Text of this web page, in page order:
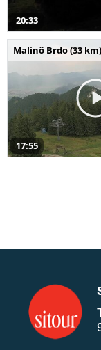
20:33
Malinô Brdo (33 km)
17:55